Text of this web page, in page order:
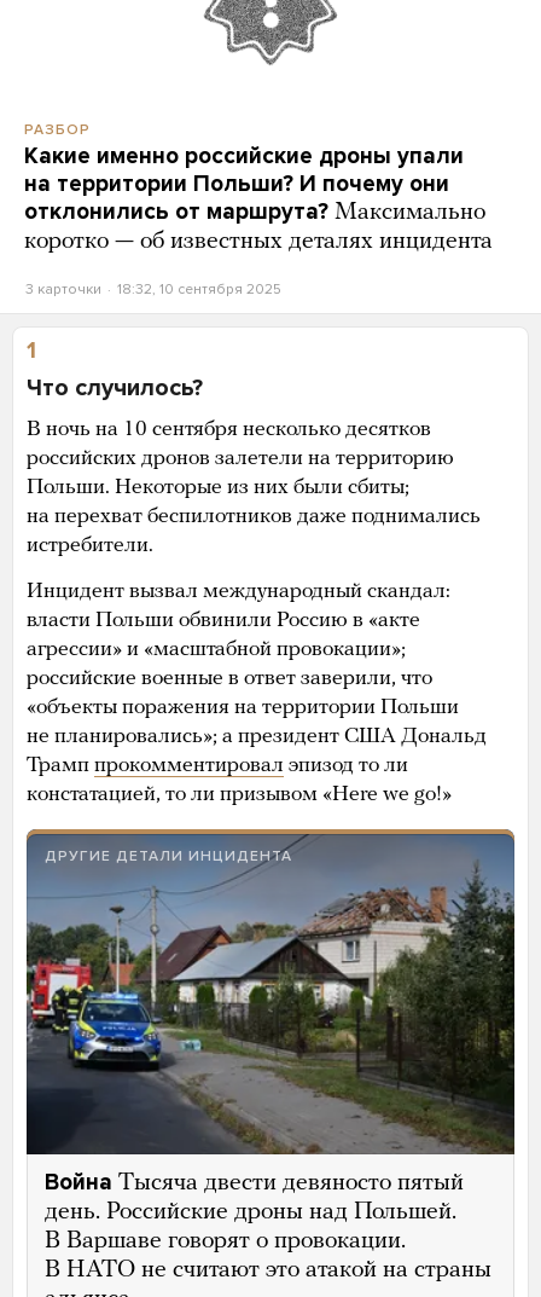
РАЗБОР
Какие именно российские дроны упали
на территории Польши? И почему они
отклонились от маршрута? Максимально
коротко — об известных деталях инцидента
3 карточки 18:32, 10 сентября 2025
1
Что случилось?
В ночь на 10 сентября несколько десятков
российских дронов залетели на территорию
Польши. Некоторые из них были сбиты;
на перехват беспилотников даже поднимались
истребители.
Инцидент вызвал международный скандал:
власти Польши обвинили Россию в «акте
агрессии» и «масштабной провокации»;
российские военные в ответ заверили, что
«объекты поражения на территории Польши
не планировались»; а президент США Дональд
Трамп прокомментировал эпизод то ли
констатацией, то ли призывом «Here we go!»
ДРУГИЕ ДЕТАЛИ ИНЦИДЕНТА
Война Тысяча двести девяносто пятый
день. Российские дроны над Польшей.
В Варшаве говорят о провокации.
В НАТО не считают это атакой на страны